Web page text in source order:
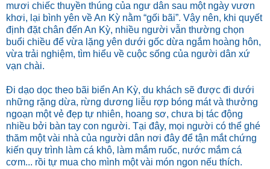
mươi chiếc thuyền thúng của ngư dân sau một ngày vươn
khơi, lại bình yên về An Kỳ nằm “gối bãi”. Vậy nên, khi quyết
định đặt chân đến An Kỳ, nhiều người vẫn thường chọn
buổi chiều để vừa lặng yên dưới gốc dừa ngắm hoàng hôn,
vừa trải nghiệm, tìm hiểu về cuộc sống của người dân xứ
vạn chài.
Đi dạo dọc theo bãi biển An Kỳ, du khách sẽ được đi dưới
những rặng dừa, rừng dương liễu rợp bóng mát và thưởng
ngoạn một vẻ đẹp tự nhiên, hoang sơ, chưa bị tác động
nhiều bởi bàn tay con người. Tại đây, mọi người có thể ghé
thăm một vài nhà của người dân nơi đây để tận mắt chứng
kiến quy trình làm cá khô, làm mắm ruốc, nước mắm cá
cơm... rồi tự mua cho mình một vài món ngon nếu thích.